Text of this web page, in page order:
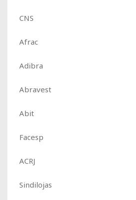
CNS
Afrac
Adibra
Abravest
Abit
Facesp
ACRJ
Sindilojas